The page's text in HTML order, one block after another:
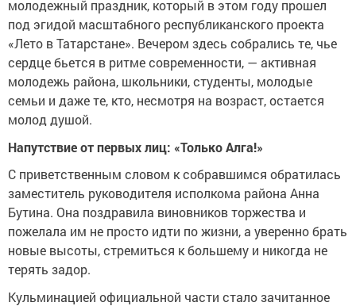
молодежный праздник, который в этом году прошел
под эгидой масштабного республиканского проекта
«Лето в Татарстане». Вечером здесь собрались те, чье
сердце бьется в ритме современности, — активная
молодежь района, школьники, студенты, молодые
семьи и даже те, кто, несмотря на возраст, остается
молод душой.
Напутствие от первых лиц: «Только Алга!»
С приветственным словом к собравшимся обратилась
заместитель руководителя исполкома района Анна
Бутина. Она поздравила виновников торжества и
пожелала им не просто идти по жизни, а уверенно брать
новые высоты, стремиться к большему и никогда не
терять задор.
Кульминацией официальной части стало зачитанное